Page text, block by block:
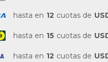
hasta en 12 cuotas de
hasta en 15 cuotas de
hasta en 12 cuotas de